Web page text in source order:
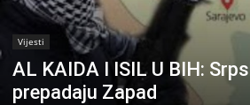
Vijesti
AL KAIDA I ISIL U BIH:
prepadaju Zapad